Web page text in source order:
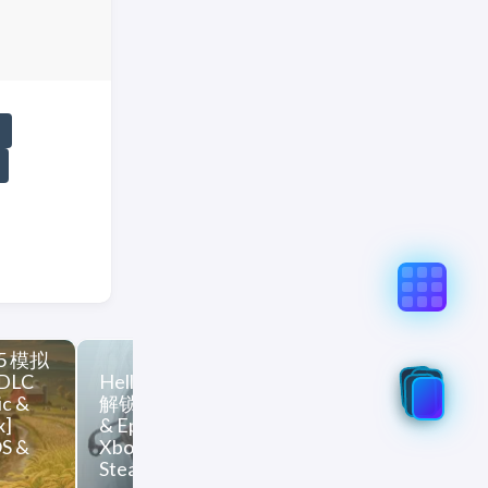
图存在偏差，不代表「非线性列车」观点和立场，请点
5-
模拟
&
&
Hell is Us 地狱即我们 [DLC
解锁] [DLC Unlock] [Steam
& Epic & PC Game Pass /
Xbox] [Windows &
SteamOS]
Warhammer
Trader 战锤
[DLC 解锁]
[Steam &